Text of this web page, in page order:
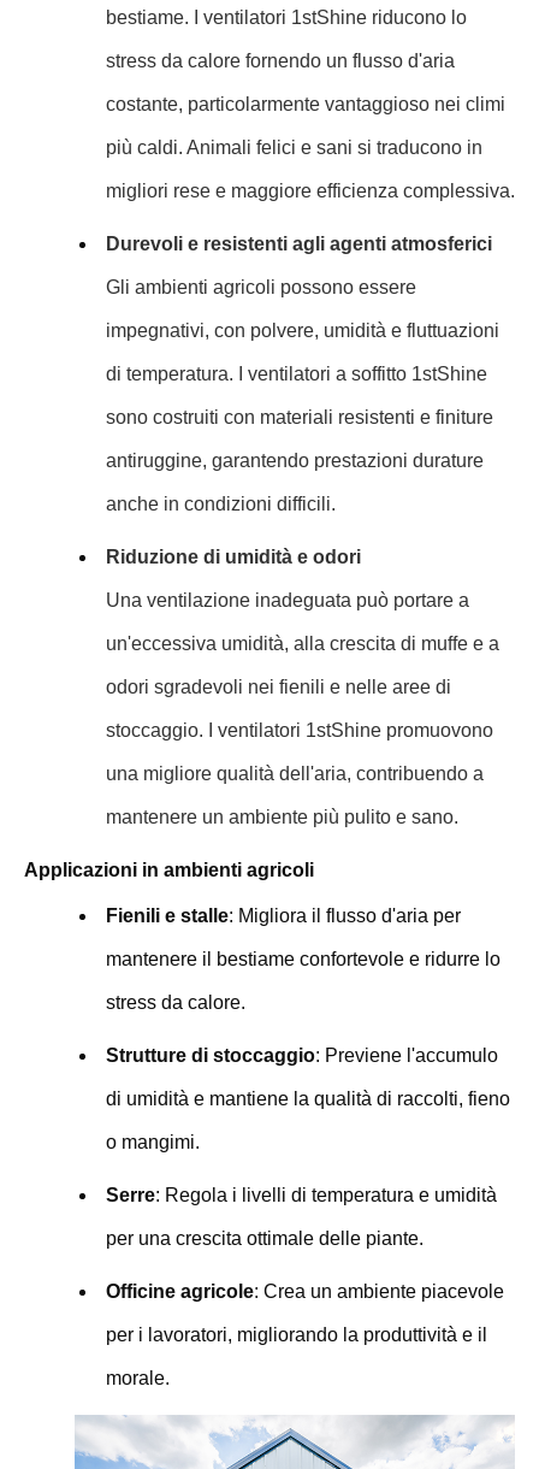
bestiame. I ventilatori 1stShine riducono lo
stress da calore fornendo un flusso d'aria
costante, particolarmente vantaggioso nei climi
più caldi. Animali felici e sani si traducono in
migliori rese e maggiore efficienza complessiva.
Durevoli e resistenti agli agenti atmosferici
Gli ambienti agricoli possono essere
impegnativi, con polvere, umidità e fluttuazioni
di temperatura. I ventilatori a soffitto 1stShine
sono costruiti con materiali resistenti e finiture
antiruggine, garantendo prestazioni durature
anche in condizioni difficili.
Riduzione di umidità e odori
Una ventilazione inadeguata può portare a
un'eccessiva umidità, alla crescita di muffe e a
odori sgradevoli nei fienili e nelle aree di
stoccaggio. I ventilatori 1stShine promuovono
una migliore qualità dell'aria, contribuendo a
mantenere un ambiente più pulito e sano.
Applicazioni in ambienti agricoli
Fienili e stalle: Migliora il flusso d'aria per
mantenere il bestiame confortevole e ridurre lo
stress da calore.
Strutture di stoccaggio: Previene l'accumulo
di umidità e mantiene la qualità di raccolti, fieno
o mangimi.
Serre: Regola i livelli di temperatura e umidità
per una crescita ottimale delle piante.
Officine agricole: Crea un ambiente piacevole
per i lavoratori, migliorando la produttività e il
morale.